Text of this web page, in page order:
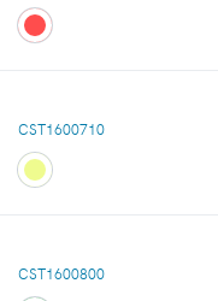
CST1600710
CST1600800